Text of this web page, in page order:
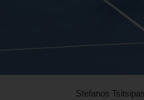
Stefanos